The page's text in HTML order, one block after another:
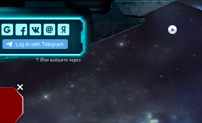
↑Или войдите через